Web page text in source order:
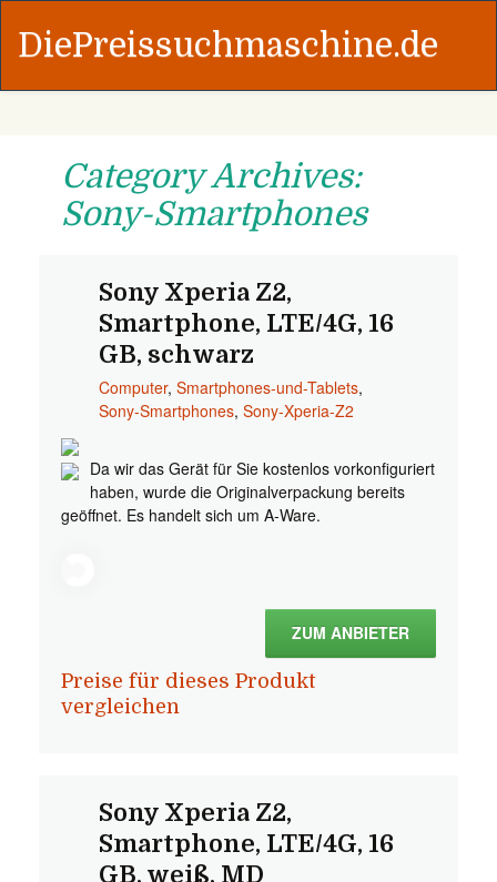
DiePreissuchmaschine.de
Category Archives:
Sony-Smartphones
Sony Xperia Z2,
Smartphone, LTE/4G, 16
GB, schwarz
Computer, Smartphones-und-Tablets,
Sony-Smartphones, Sony-Xperia-Z2
Da wir das Gerät für Sie kostenlos vorkonfiguriert
haben, wurde die Originalverpackung bereits
geöffnet. Es handelt sich um A-Ware.
ZUM ANBIETER
Preise für dieses Produkt
vergleichen
Sony Xperia Z2,
Smartphone, LTE/4G, 16
GB, weiß, MD